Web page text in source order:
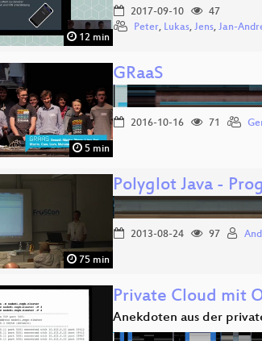
12 min
2017-09-10
47
Peter, Lukas, Jens, Jan-
5 min
GRaaS
2016-10-16 71
75 min
Polyglot Java -
2013-08-24 97
Private Cloud mit
Anekdoten aus der